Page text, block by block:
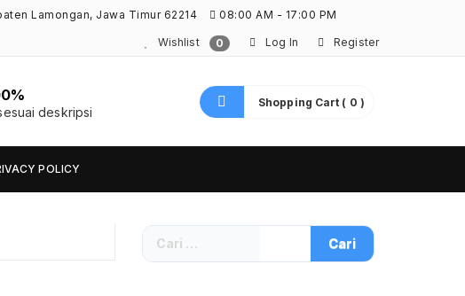
Lamongan, Jawa Timur 62214 08:00 AM - 17:00 PM
Wishlist 0 Log In Register
deskripsi
Shopping Cart ( 0 )
POLICY
Cari
untuk: